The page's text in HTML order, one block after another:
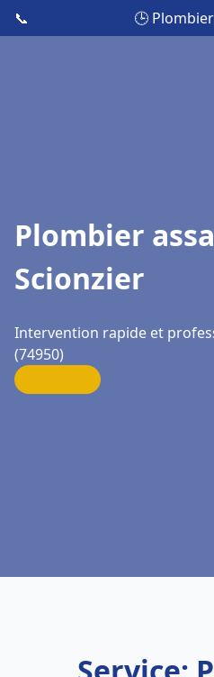
📞 🕒
Plombier
Scionzier
Intervention rapide et
(74950)